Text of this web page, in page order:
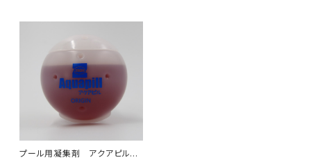
プール用凝集剤 アクアピル